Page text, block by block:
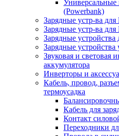
(Powerbank)
Зарядные устр-ва для
Зарядные устр-ва
Зарядные
Зарядные устройства
Звуковая и световая
аккумулятора
Инверторы и
Кабель, провод,
термоусадка
Кабель для
Контакт
Переходники